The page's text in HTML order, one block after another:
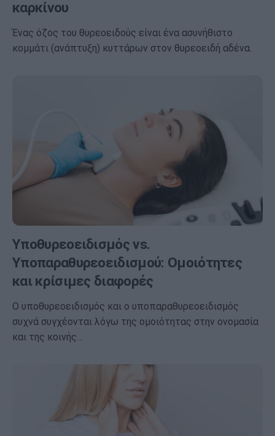
καρκίνου
Ένας όζος του θυρεοειδούς είναι ένα ασυνήθιστο
κομμάτι (ανάπτυξη) κυττάρων στον θυρεοειδή αδένα.
Υποθυρεοειδισμός vs.
Υποπαραθυρεοειδισμού: Ομοιότητες
και κρίσιμες διαφορές
Ο υποθυρεοειδισμός και ο υποπαραθυρεοειδισμός
συχνά συγχέονται λόγω της ομοιότητας στην ονομασία
και της κοινής…